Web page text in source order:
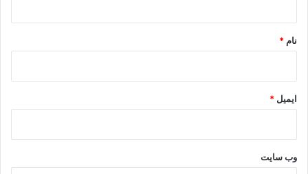
نام *
ایمیل *
وب‌ سایت